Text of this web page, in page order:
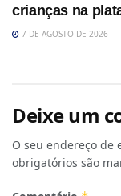
crianças na
7 DE AGOSTO DE 2026
Deixe um
O seu endereço de
obrigatórios são